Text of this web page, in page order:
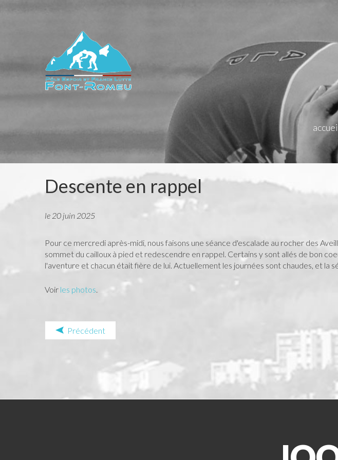
Descente en rappel
le 20 juin 2025
Pour ce mercredi après-midi, nous faisons une séance d'escalade au rocher des
sommet du cailloux à pied et redescendre en rappel. Certains y sont allés de bon
l'aventure et chacun était fière de lui. Actuellement les journées sont chaudes, et la
Voir les photos.
Précédent